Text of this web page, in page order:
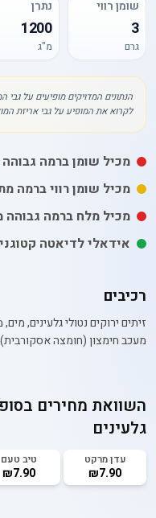
שומן רווי
3
גרם
נתרן
1200
מ"ג
הנתונים המדויקים מופיעים על
לקרוא את המופיע על גבי אריזת
מכיל שומןברמה
מכיל שומן רוויברמה
מכיל מלח ברמה גבוהה
אידאלי לדיאטה
רכיבים
זיתים ירוקים נטולי גלעינים,
מעכב חימצון (חומצה
השוואת מחירים
גלעינים
עדן מרקט
₪7.90
טיב טעם
₪7.90